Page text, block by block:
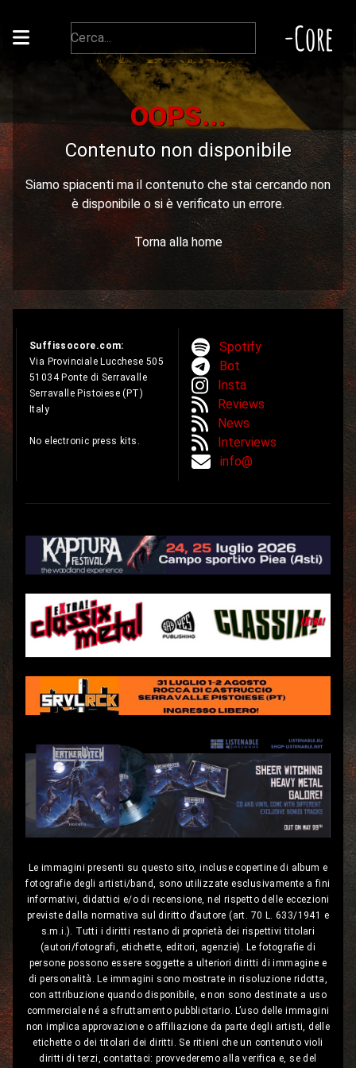
-Core
OOPS...
Contenuto non disponibile
Siamo spiacenti ma il contenuto che stai cercando non
è disponibile o si è verificato un errore.
Torna alla home
Suffissocore.com:
Via Provinciale Lucchese 505
51034 Ponte di Serravalle
Serravalle Pistoiese (PT)
Italy
No electronic press kits.
Spotify
Bot
Insta
Reviews
News
Interviews
info@
Le immagini presenti su questo sito, incluse copertine di album e
fotografie degli artisti/band, sono utilizzate esclusivamente a fini
informativi, didattici e/o di recensione, nel rispetto delle eccezioni
previste dalla normativa sul diritto d’autore (art. 70 L. 633/1941 e
s.m.i.). Tutti i diritti restano di proprietà dei rispettivi titolari
(autori/fotografi, etichette, editori, agenzie). Le fotografie di
persone possono essere soggette a ulteriori diritti di immagine e
di personalità. Le immagini sono mostrate in risoluzione ridotta,
con attribuzione quando disponibile, e non sono destinate a uso
commerciale né a sfruttamento pubblicitario. L’uso delle immagini
non implica approvazione o affiliazione da parte degli artisti, delle
etichette o dei titolari dei diritti. Se ritieni che un contenuto violi
diritti di terzi, contattaci: provvederemo alla verifica e, se del